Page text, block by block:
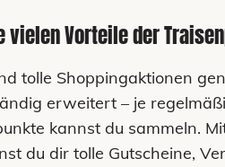
vielen Vorteile der
tolle Shoppingaktionen
erweitert – je
kannst du sammeln.
du dir tolle Gutscheine,